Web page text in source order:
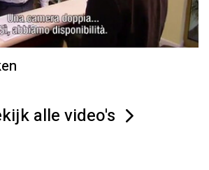
alle video's